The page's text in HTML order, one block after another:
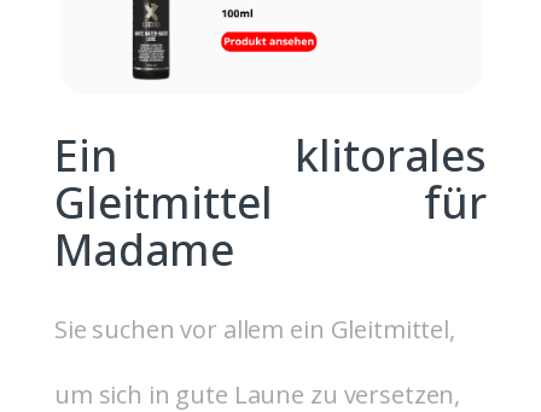
Ein klitorales
Gleitmittel für
Madame
Sie suchen vor allem ein Gleitmittel,
um sich in gute Laune zu versetzen,